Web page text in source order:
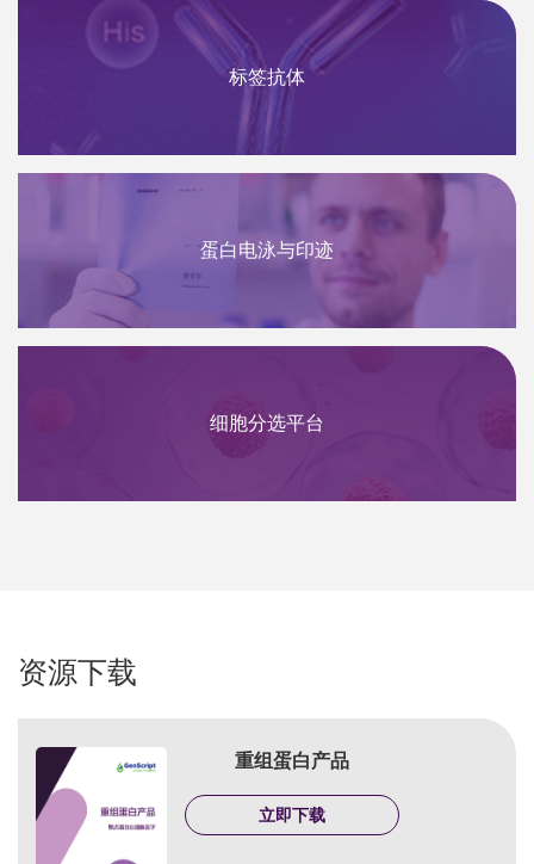
标签抗体
蛋白电泳与印迹
细胞分选平台
资源下载
重组蛋白产品
立即下载